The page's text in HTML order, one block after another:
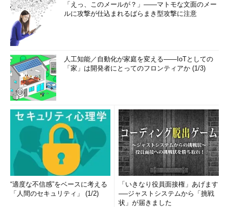
「えっ、このメールが？」――マトモな文面のメー
ルに攻撃が仕込まれるばらまき型攻撃に注意
人工知能／自動化が家庭を変える――IoTとしての
「家」は開発者にとってのフロンティアか (1/3)
“適度な不信感”をベースに考える
「人間のセキュリティ」 (1/2)
「いきなり役員面接権」あげます
──ジャストシステムから「挑戦
状」が届きました